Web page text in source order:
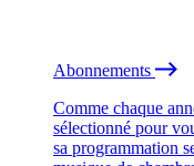
Abonnements
Comme chaque
sélectionné pour
sa programmation